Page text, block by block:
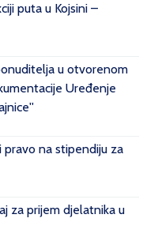
puta u Kojsini –
u otvorenom
Uređenje
pravo na stipendiju za
za prijem djelatnika u